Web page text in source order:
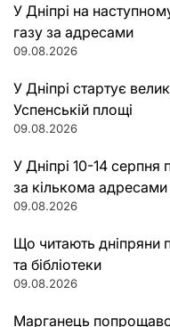
У Дніпрі на
газу за адресами
09.08.2026
У Дніпрі стартує
Успенській площі
09.08.2026
У Дніпрі 10-14 серпня
за кількома адресами
09.08.2026
Що читають дніпряни
та бібліотеки
09.08.2026
Марганець